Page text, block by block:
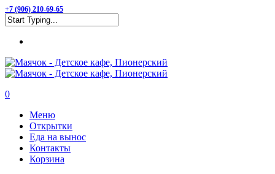
Skip
to
content
+7 (906) 210-69-65
Search
0
Меню
Открытки
Еда на вынос
Контакты
Корзина